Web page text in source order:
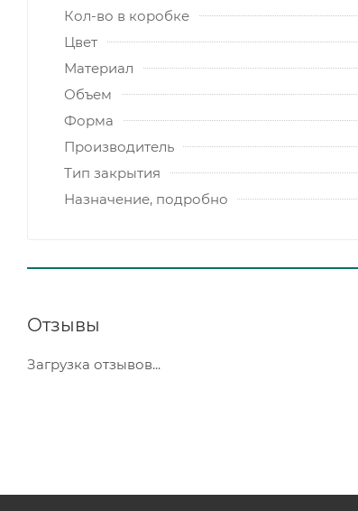
Кол-во в коробке
Цвет
Материал
Объем
Форма
Производитель
Тип закрытия
Назначение, подробно
Отзывы
Загрузка отзывов...